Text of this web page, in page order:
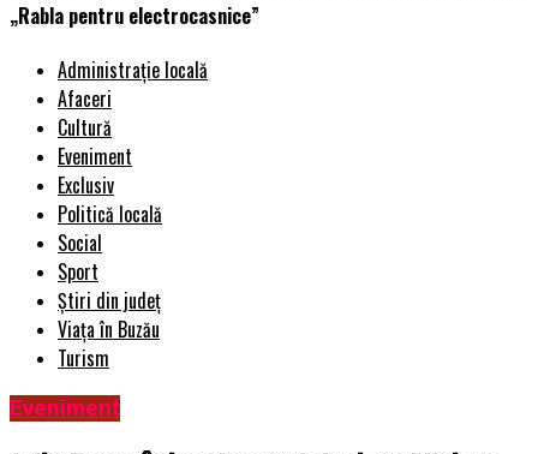
„Rabla pentru electrocasnice”
Administrație locală
Afaceri
Cultură
Eveniment
Exclusiv
Politică locală
Social
Sport
Știri din județ
Viața în Buzău
Turism
Eveniment